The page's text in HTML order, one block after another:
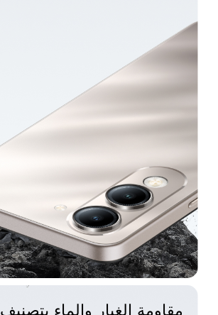
مقاومة الغبار والماء بتصنيف IP64